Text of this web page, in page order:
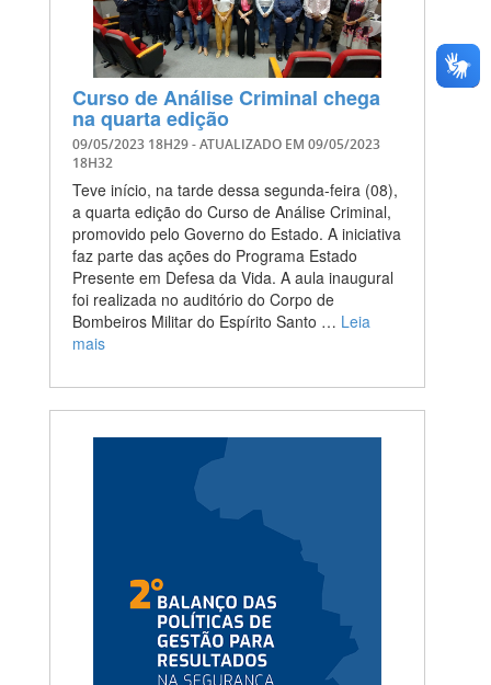
Curso de Análise Criminal chega
na quarta edição
09/05/2023 18H29- ATUALIZADO EM 09/05/2023
18H32
Teve início, na tarde dessa segunda-feira (08),
a quarta edição do Curso de Análise Criminal,
promovido pelo Governo do Estado. A iniciativa
faz parte das ações do Programa Estado
Presente em Defesa da Vida. A aula inaugural
foi realizada no auditório do Corpo de
Bombeiros Militar do Espírito Santo … Leia
mais